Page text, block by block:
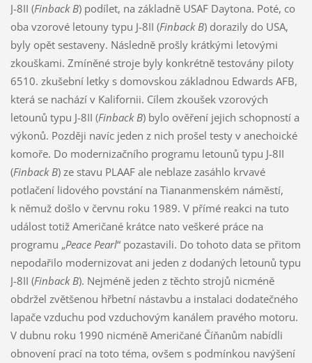
J-8II (Finback B) podílet, na základně USAF Daytona. Poté, co
oba vzorové letouny typu J-8II (Finback B) dorazily do USA,
byly opět sestaveny. Následně prošly krátkými letovými
zkouškami. Zmíněné stroje byly konkrétně testovány piloty
6510. zkušební letky s domovskou základnou Edwards AFB,
která se nachází v Kalifornii. Cílem zkoušek vzorových
letounů typu J-8II (Finback B) bylo ověření jejich schopností a
výkonů. Později navíc jeden z nich prošel testy v anechoické
komoře. Do modernizačního programu letounů typu J-8II
(Finback B) ze stavu PLAAF ale neblaze zasáhlo krvavé
potlačení lidového povstání na Tiananmenském náměstí,
k němuž došlo v červnu roku 1989. V přímé reakci na tuto
událost totiž Američané krátce nato veškeré práce na
programu „Peace Pearl“ pozastavili. Do tohoto data se přitom
nepodařilo modernizovat ani jeden z dodaných letounů typu
J-8II (Finback B). Nejméně jeden z těchto strojů nicméně
obdržel zvětšenou hřbetní nástavbu a instalaci dodatečného
lapače vzduchu pod vzduchovým kanálem pravého motoru.
V dubnu roku 1990 nicméně Američané Číňanům nabídli
obnovení prací na toto téma, ovšem s podmínkou navýšení